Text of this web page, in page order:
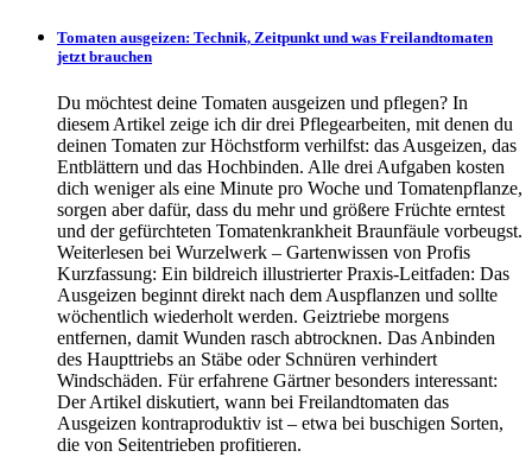
Tomaten ausgeizen: Technik, Zeitpunkt und was Freilandtomaten
jetzt brauchen
Du möchtest deine Tomaten ausgeizen und pflegen? In
diesem Artikel zeige ich dir drei Pflegearbeiten, mit denen du
deinen Tomaten zur Höchstform verhilfst: das Ausgeizen, das
Entblättern und das Hochbinden. Alle drei Aufgaben kosten
dich weniger als eine Minute pro Woche und Tomatenpflanze,
sorgen aber dafür, dass du mehr und größere Früchte erntest
und der gefürchteten Tomatenkrankheit Braunfäule vorbeugst.
Weiterlesen bei Wurzelwerk – Gartenwissen von Profis
Kurzfassung: Ein bildreich illustrierter Praxis-Leitfaden: Das
Ausgeizen beginnt direkt nach dem Auspflanzen und sollte
wöchentlich wiederholt werden. Geiztriebe morgens
entfernen, damit Wunden rasch abtrocknen. Das Anbinden
des Haupttriebs an Stäbe oder Schnüren verhindert
Windschäden. Für erfahrene Gärtner besonders interessant:
Der Artikel diskutiert, wann bei Freilandtomaten das
Ausgeizen kontraproduktiv ist – etwa bei buschigen Sorten,
die von Seitentrieben profitieren.